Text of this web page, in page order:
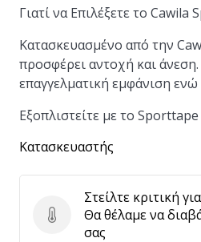
Γιατί να Επιλέξετε το Cawila
Κατασκευασμένο από την
προσφέρει αντοχή και
επαγγελματική εμφάνιση
Εξοπλιστείτε με το
Κατασκευαστής
Στείλτε κριτική για το
Στείλτε κριτική
Θα θέλαμε να
σας